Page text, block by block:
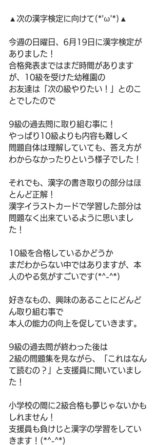
▲次の漢字検定に向けて(*'ω'*)▲
今週の日曜日、6月19日に漢字検定が
ありました！
合格発表まではまだ時間があります
が、10級を受けた幼稚園の
お友達は「次の級やりたい！」とのこ
とでしたので
9級の過去問に取り組む事に！
やっぱり10級よりも内容も難しく
問題自体は理解していても、答え方が
わからなかったりという様子でした！
それでも、漢字の書き取りの部分はほ
とんど正解！
漢字イラストカードで学習した部分は
問題なく出来ているように思いまし
た！
10級を合格しているかどうか
まだわからない中ではありますが、本
人のやる気がすごいです(*^-^*)
好きなもの、興味のあることにどんど
ん取り組む事で
本人の能力の向上を促していきます。
9級の過去問が終わった後は
2級の問題集を見ながら、「これはなん
て読むの？」と支援員に聞いていまし
た！
小学校の間に2級合格も夢じゃないかも
しれません！
支援員も負けじと漢字の学習をしてい
きます！(*^-^*)